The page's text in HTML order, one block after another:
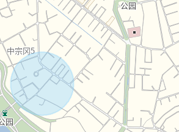
共有的过道做接道，只在本地的再建
责。
面给予帮助的━━━━━・・・
是如有意向，请跟我们联系。